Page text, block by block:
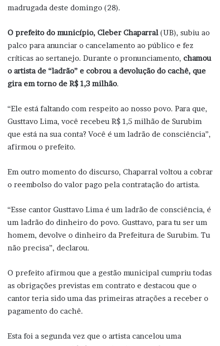
madrugada deste domingo (28).
O prefeito do município, Cleber Chaparral(UB), subiu ao
palco para anunciar o cancelamento ao público e fez
críticas ao sertanejo. Durante o pronunciamento, chamou
o artista de “ladrão” e cobrou a devolução do cachê, que
gira em torno de R$ 1,3 milhão.
“Ele está faltando com respeito ao nosso povo. Para que,
Gusttavo Lima, você recebeu R$ 1,5 milhão de Surubim
que está na sua conta? Você é um ladrão de consciência”,
afirmou o prefeito.
Em outro momento do discurso, Chaparral voltou a cobrar
o reembolso do valor pago pela contratação do artista.
“Esse cantor Gusttavo Lima é um ladrão de consciência, é
um ladrão do dinheiro do povo. Gusttavo, para tu ser um
homem, devolve o dinheiro da Prefeitura de Surubim. Tu
não precisa”, declarou.
O prefeito afirmou que a gestão municipal cumpriu todas
as obrigações previstas em contrato e destacou que o
cantor teria sido uma das primeiras atrações a receber o
pagamento do cachê.
Esta foi a segunda vez que o artista cancelou uma